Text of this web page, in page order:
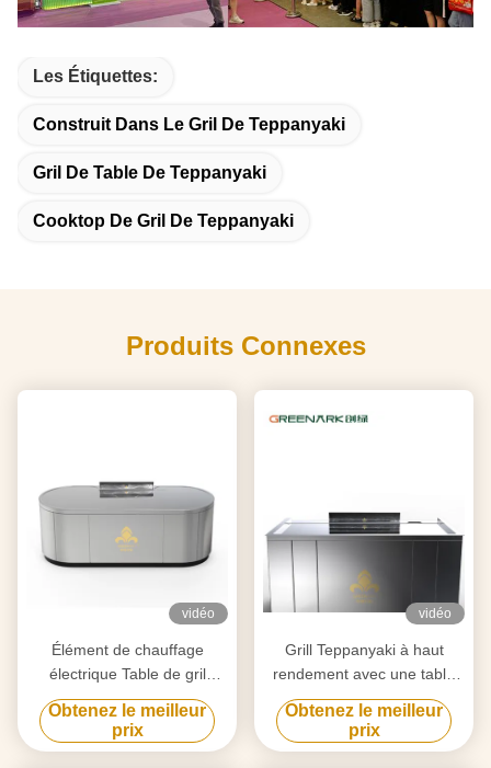
Les Étiquettes:
Construit Dans Le Gril De Teppanyaki
Gril De Table De Teppanyaki
Cooktop De Gril De Teppanyaki
Produits Connexes
vidéo
Élément de chauffage
électrique Table de gril
Teppanyaki pour la
purification personnalisée
selon vos besoins
Obtenez le meilleur
prix
vidéo
Grill Teppanyaki à haut
rendement avec une table
de 20 mm en acier allié de
qualité alimentaire et un
chauffage intelligent
Obtenez le meilleur
prix